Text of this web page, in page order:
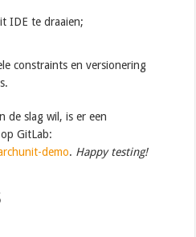
IDE te draaien;
constraints en versionering
de slag wil, is er een
GitLab:
demo. Happy testing!